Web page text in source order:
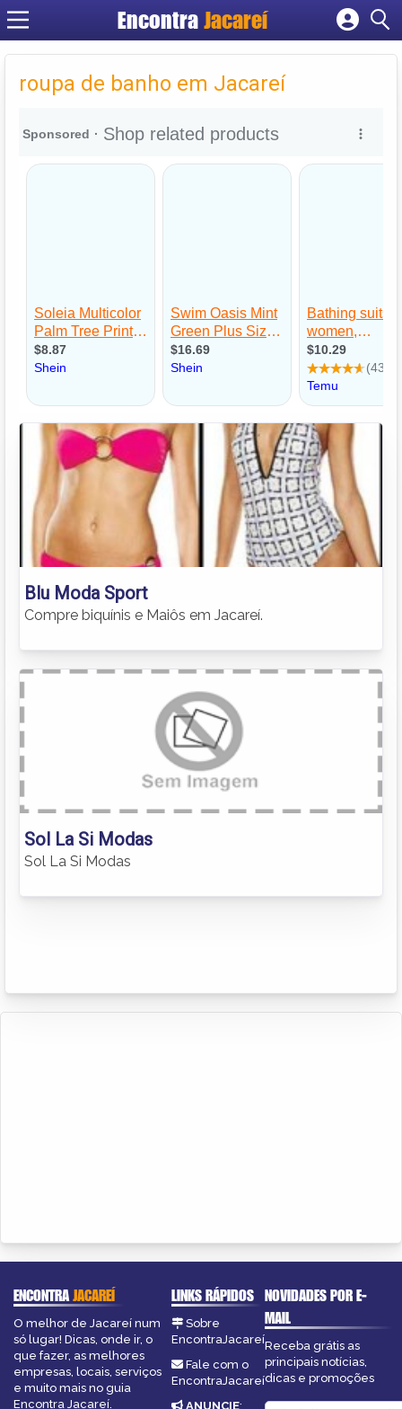
Encontra Jacareí
Cadastrar empresa
Criar conta
roupa de banho em Jacareí
Blu Moda Sport
Compre biquínis e Maiôs em Jacareí.
Sol La Si Modas
Sol La Si Modas
ENCONTRAJACAREÍ
O melhor de Jacareí num
só lugar! Dicas, onde ir, o
que fazer, as melhores
empresas, locais, serviços
e muito mais no guia
Encontra Jacareí.
LINKS RÁPIDOS
Sobre
EncontraJacareí
Fale com o
EncontraJacareí
ANUNCIE:
NOVIDADES POR E-
MAIL
Receba grátis as
principais notícias,
dicas e promoções